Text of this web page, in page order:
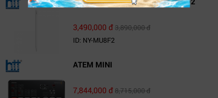
3,490,000 đ3,890,000 đ
ID: NY-MU8F2
ATEM MINI
7,844,000 đ8,715,000 đ